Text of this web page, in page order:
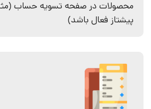
محصولات در صفحه تسویه حساب
پیشتاز فعال باشد)